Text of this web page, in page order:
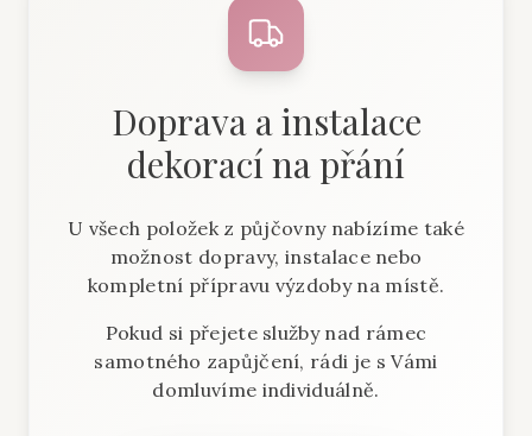
Doprava a instalace
dekorací na přání
U všech položek z půjčovny nabízíme také
možnost dopravy, instalace nebo
kompletní přípravu výzdoby na místě.
Pokud si přejete služby nad rámec
samotného zapůjčení, rádi je s Vámi
domluvíme individuálně.